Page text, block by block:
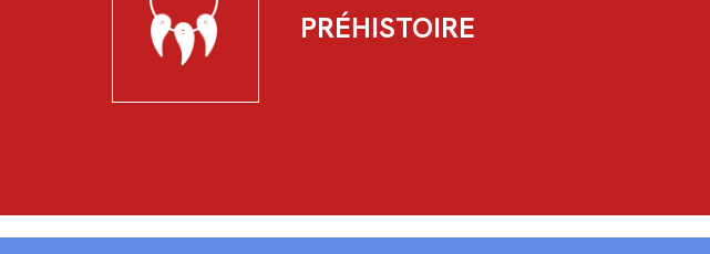
PRÉHISTOIRE